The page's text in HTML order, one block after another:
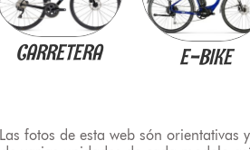
CARRETERA E-BIKE
Las fotos de esta web són